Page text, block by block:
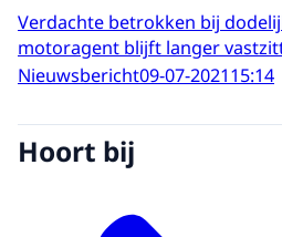
Verdachte betrokken bij
motoragent blijft langer
Nieuwsbericht09-07-202115:14
Hoort bij